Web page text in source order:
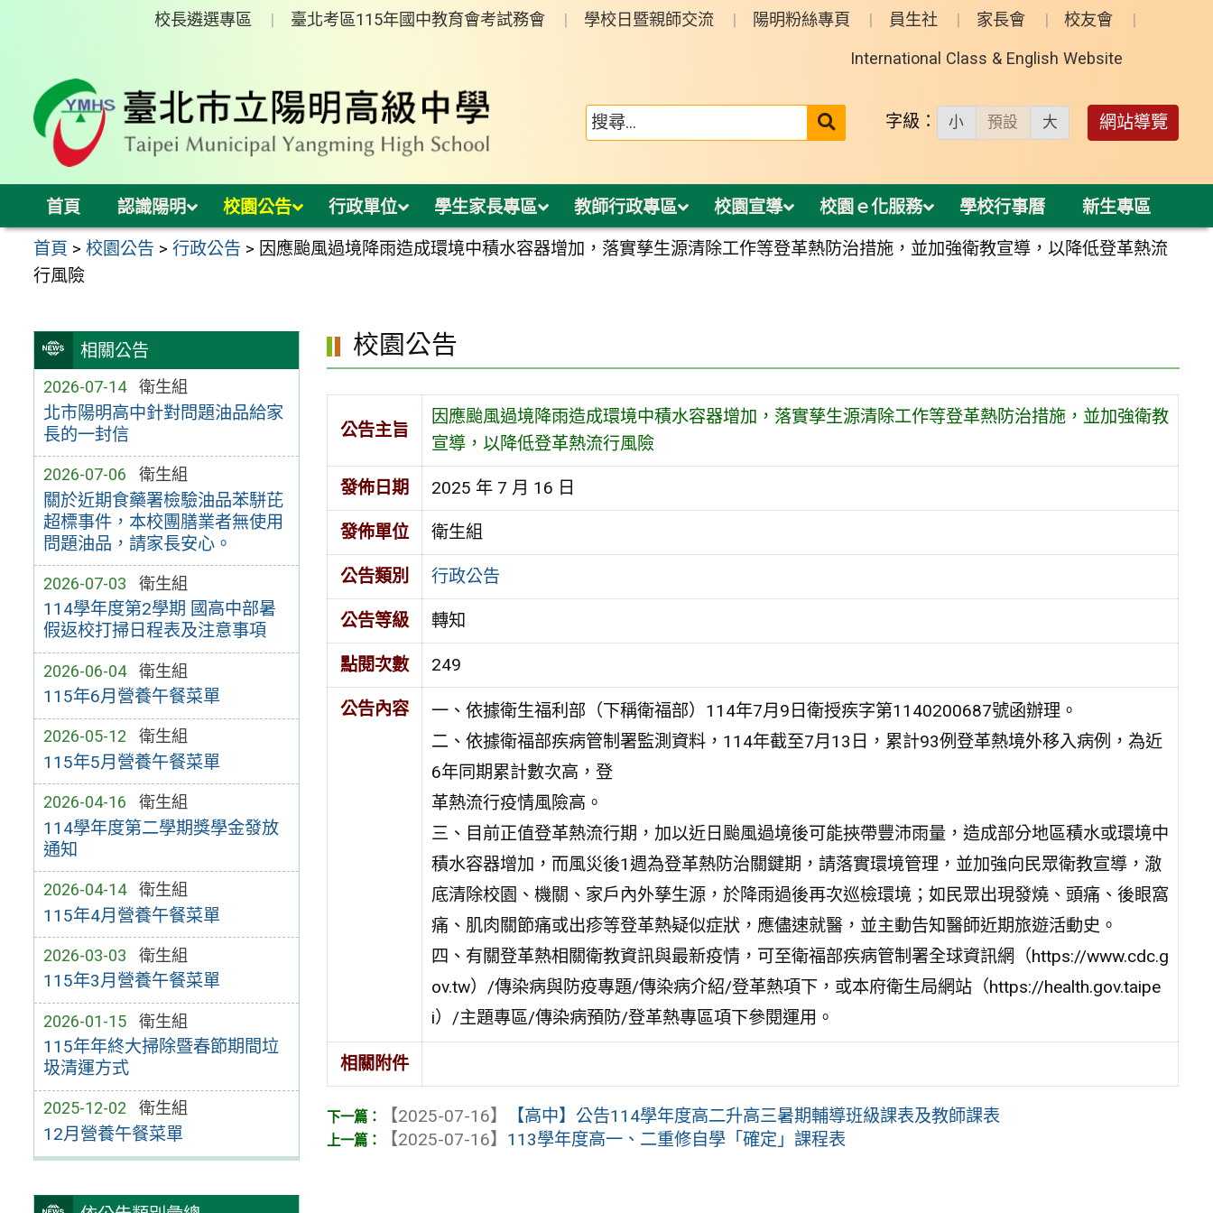
校長遴選專區 臺北考區115年國中教育會考試務會 學校日暨親師交流 陽明粉絲專頁 員生社 家長會 校友會
International Class & English Website
送出 字級： 小 預設 大 網站導覽
首頁 認識陽明 校園公告 行政單位 學生家長專區 教師行政專區 校園宣導 校園ｅ化服務 學校行事曆 新生專區
首頁 >校園公告 >行政公告 > 因應颱風過境降雨造成環境中積水容器增加，落實孳生源清除工作等登革熱防治措施，並加強衛教宣導，以降低登革熱流
行風險
相關公告
2026-07-14 衛生組
北市陽明高中針對問題油品給家
長的一封信
2026-07-06 衛生組
關於近期食藥署檢驗油品苯駢芘
超標事件，本校團膳業者無使用
問題油品，請家長安心。
2026-07-03 衛生組
114學年度第2學期 國高中部暑
假返校打掃日程表及注意事項
2026-06-04 衛生組
115年6月營養午餐菜單
2026-05-12 衛生組
115年5月營養午餐菜單
2026-04-16 衛生組
114學年度第二學期獎學金發放
通知
2026-04-14 衛生組
115年4月營養午餐菜單
2026-03-03 衛生組
115年3月營養午餐菜單
2026-01-15 衛生組
115年年終大掃除暨春節期間垃
圾清運方式
2025-12-02 衛生組
12月營養午餐菜單
校園公告
公告主旨
因應颱風過境降雨造成環境中積水容器增加，落實孳生源清除工作等登革熱防治措施，並加強衛教
宣導，以降低登革熱流行風險
發佈日期 2025 年 7 月 16 日
發佈單位 衛生組
公告類別 行政公告
公告等級 轉知
點閱次數 249
公告內容
一、依據衛生福利部（下稱衛福部）114年7月9日衛授疾字第1140200687號函辦理。
二、依據衛福部疾病管制署監測資料，114年截至7月13日，累計93例登革熱境外移入病例，為近
6年同期累計數次高，登
革熱流行疫情風險高。
三、目前正值登革熱流行期，加以近日颱風過境後可能挾帶豐沛雨量，造成部分地區積水或環境中
積水容器增加，而風災後1週為登革熱防治關鍵期，請落實環境管理，並加強向民眾衛教宣導，澈
底清除校園、機關、家戶內外孳生源，於降雨過後再次巡檢環境；如民眾出現發燒、頭痛、後眼窩
痛、肌肉關節痛或出疹等登革熱疑似症狀，應儘速就醫，並主動告知醫師近期旅遊活動史。
四、有關登革熱相關衛教資訊與最新疫情，可至衛福部疾病管制署全球資訊網（https://www.cdc.g
ov.tw）/傳染病與防疫專題/傳染病介紹/登革熱項下，或本府衛生局網站（https://health.gov.taipe
i）/主題專區/傳染病預防/登革熱專區項下參閱運用。
相關附件
【2025-07-16】
【高中】公告114學年度高二升高三暑期輔導班級課表及教師課表
【2025-07-16】 113學年度高一、二重修自學「確定」課程表